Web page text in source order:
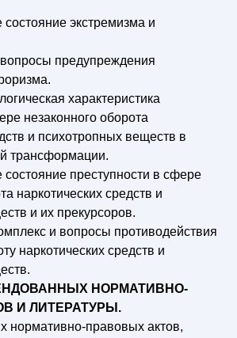
экстремизма и
предупреждения
характеристика
незаконного оборота
и психотропных веществ в
трансформации.
преступности в сфере
наркотических средств и
и их прекурсоров.
и вопросы противодействия
наркотических средств и
НОРМАТИВНО-
И ЛИТЕРАТУРЫ.
нормативно-правовых актов,